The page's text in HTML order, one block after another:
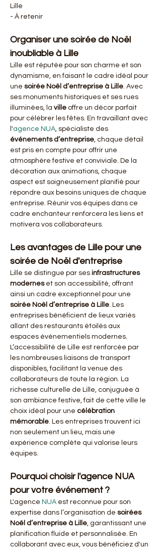
Lille
- À retenir
Organiser une soirée de Noël
inoubliable à Lille
Lille est réputée pour son charme et son
dynamisme, en faisant le cadre idéal pour
une soirée Noël d’entreprise à Lille. Avec
ses monuments historiques et ses rues
illuminées, la ville offre un décor parfait
pour célébrer les fêtes. En travaillant avec
l'agence NUA, spécialiste des
événements d’entreprise, chaque détail
est pris en compte pour offrir une
atmosphère festive et conviviale. De la
décoration aux animations, chaque
aspect est soigneusement planifié pour
répondre aux besoins uniques de chaque
entreprise. Réunir vos équipes dans ce
cadre enchanteur renforcera les liens et
motivera vos collaborateurs.
Les avantages de Lille pour une
soirée de Noël d'entreprise
Lille se distingue par ses infrastructures
modernes et son accessibilité, offrant
ainsi un cadre exceptionnel pour une
soirée Noël d’entreprise à Lille. Les
entreprises bénéficient de lieux variés
allant des restaurants étoilés aux
espaces événementiels modernes.
L’accessibilité de Lille est renforcée par
les nombreuses liaisons de transport
disponibles, facilitant la venue des
collaborateurs de toute la région. La
richesse culturelle de Lille, conjuguée à
son ambiance festive, fait de cette ville le
choix idéal pour une célébration
mémorable. Les entreprises trouvent ici
non seulement un lieu, mais une
expérience complète qui valorise leurs
équipes.
Pourquoi choisir l'agence NUA
pour votre événement ?
L'agence NUA est reconnue pour son
expertise dans l’organisation de soirées
Noël d’entreprise à Lille, garantissant une
planification fluide et personnalisée. En
collaborant avec eux, vous bénéficiez d'un